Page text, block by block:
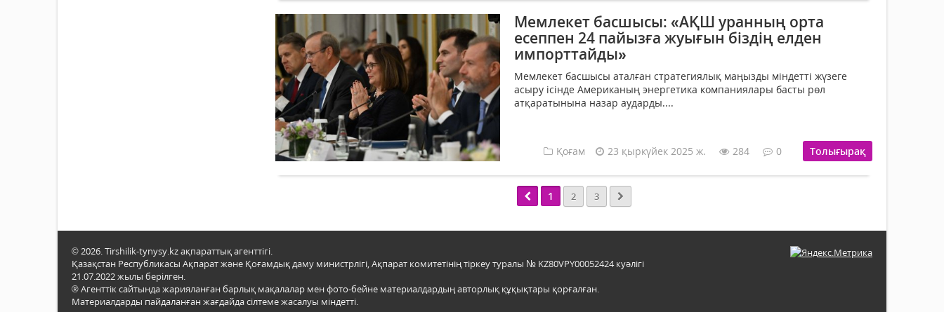
Мемлекет басшысы: «АҚШ уранның орта
есеппен 24 пайызға жуығын біздің елден
импорттайды»
Мемлекет басшысы аталған стратегиялық маңызды міндетті жүзеге
асыру ісінде Американың энергетика компаниялары басты рөл
атқаратынына назар аударды....
Қоғам 23 қыркүйек 2025 ж. 284 0 Толығырақ
1 2 3
© 2026. Tirshilik-tynysy.kz ақпараттық агенттігі.
Қазақстан Республикасы Ақпарат және Қоғамдық даму министрлігі, Ақпарат комитетінің тіркеу туралы № KZ80VPY00052424 куәлігі
21.07.2022 жылы берілген.
® Агенттік сайтында жарияланған барлық мақалалар мен фото-бейне материалдардың авторлық құқықтары қорғалған.
Материалдарды пайдаланған жағдайда сілтеме жасалуы міндетті.